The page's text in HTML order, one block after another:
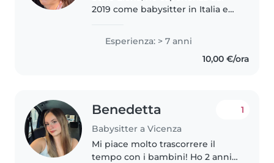
2019 come babysitter in Italia e
paziente e allegra. Amo stare con
i bambini e spendere del tempo
Esperienza: > 7 anni
10,00 €/ora
Benedetta
Babysitter a Vicenza
1
Mi piace molto trascorrere il
tempo con i bambini! Ho 2 anni